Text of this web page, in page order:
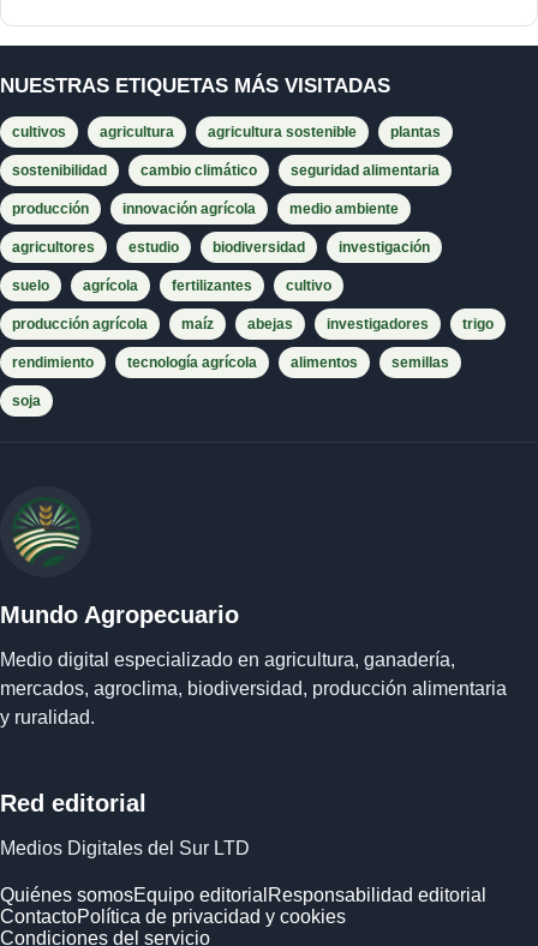
NUESTRAS ETIQUETAS MÁS VISITADAS
cultivos agricultura agricultura sostenible plantas
sostenibilidad cambio climático seguridad alimentaria
producción innovación agrícola medio ambiente
agricultores estudio biodiversidad investigación
suelo agrícola fertilizantes cultivo
producción agrícola maíz abejas investigadores trigo
rendimiento tecnología agrícola alimentos semillas
soja
Mundo Agropecuario
Medio digital especializado en agricultura, ganadería,
mercados, agroclima, biodiversidad, producción alimentaria
y ruralidad.
Red editorial
Medios Digitales del Sur LTD
Quiénes somosEquipo editorial Responsabilidad editorial
ContactoPolítica de privacidad y cookies
Condiciones del servicio